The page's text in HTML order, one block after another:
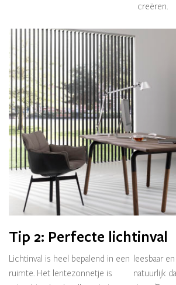
creëren.
Tip 2: Perfecte lichtinval
Lichtinval is heel bepalend in een
ruimte. Het lentezonnetje is
leesbaar
natuurlijk